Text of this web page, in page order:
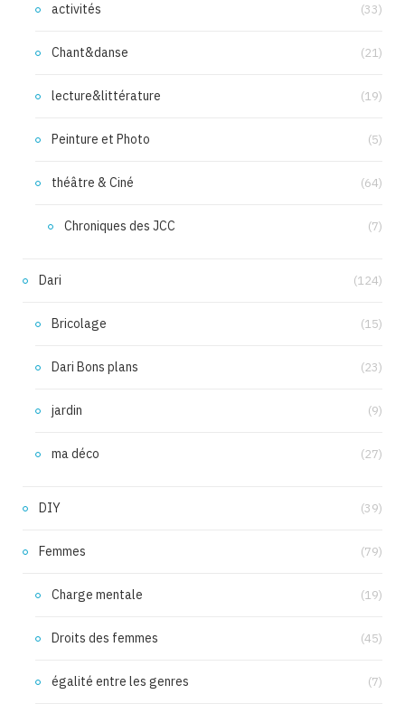
activités (33)
Chant&danse (21)
lecture&littérature (19)
Peinture et Photo (5)
théâtre & Ciné (64)
Chroniques des JCC (7)
Dari (124)
Bricolage (15)
Dari Bons plans (23)
jardin (9)
ma déco (27)
DIY (39)
Femmes (79)
Charge mentale (19)
Droits des femmes (45)
égalité entre les genres (7)